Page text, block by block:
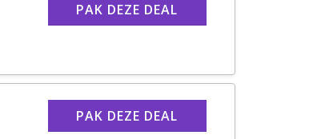
PAK DEZE DEAL
PAK DEZE DEAL